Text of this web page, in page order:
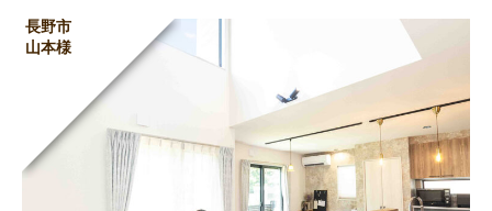
長野市
山本様